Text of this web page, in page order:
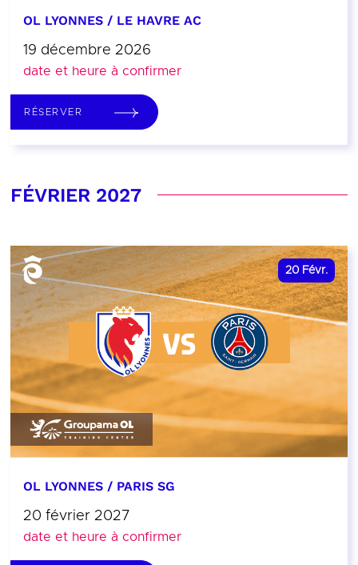
OL LYONNES / LE HAVRE AC
19 décembre 2026
date et heure à confirmer
RÉSERVER
FÉVRIER 2027
20 Févr.
OL LYONNES / PARIS SG
20 février 2027
date et heure à confirmer